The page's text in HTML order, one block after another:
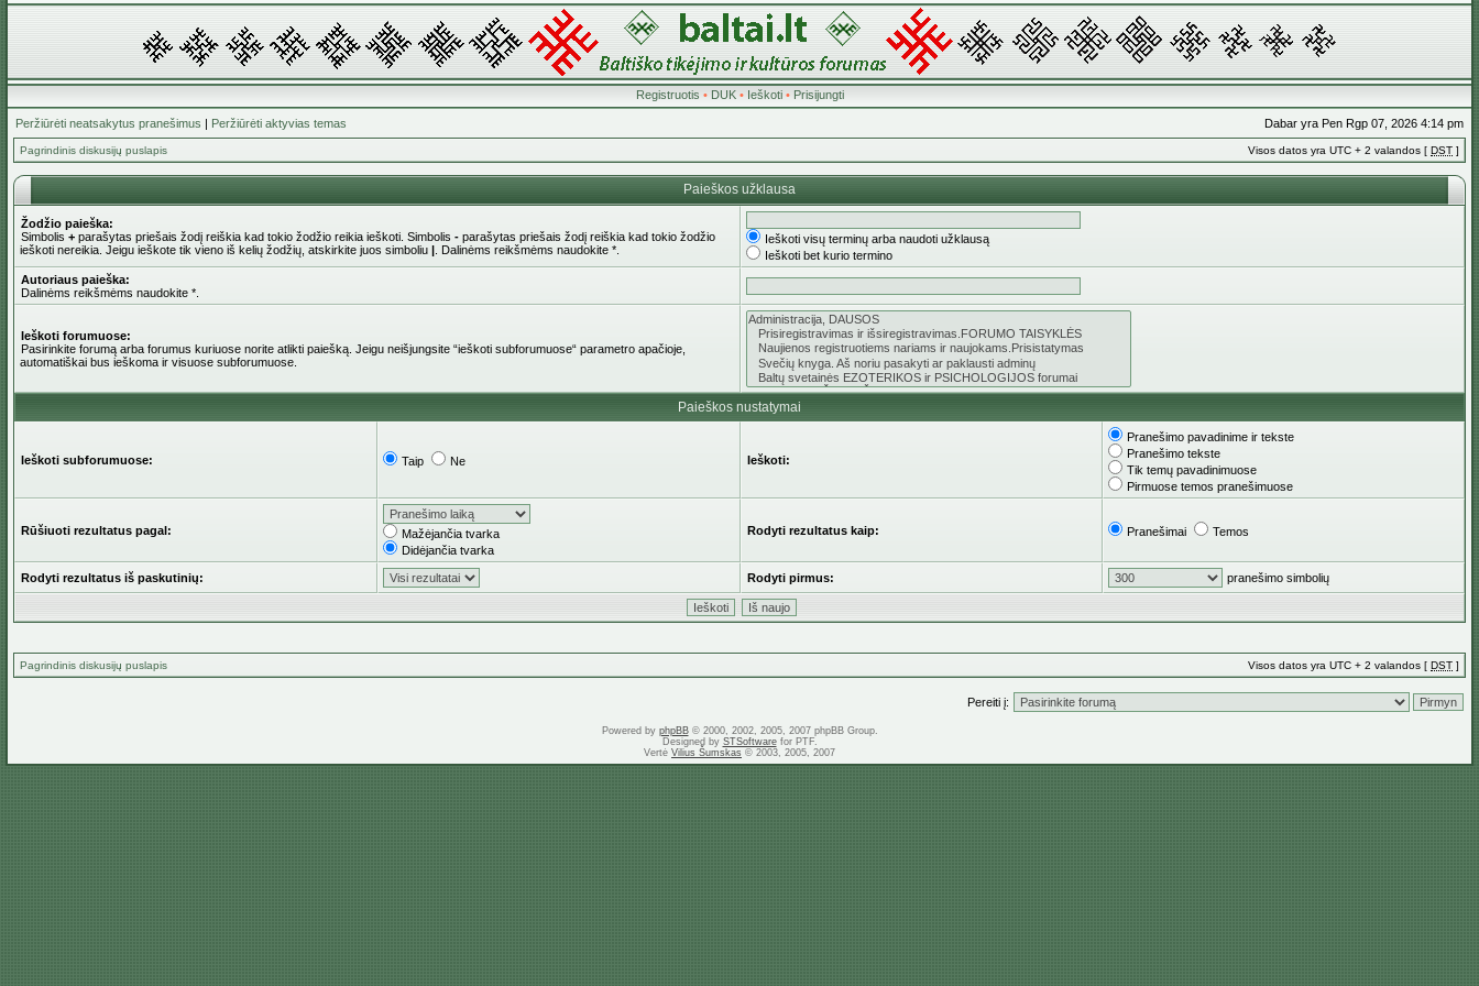
Registruotis • DUK• Ieškoti• Prisijungti
Peržiūrėti neatsakytus pranešimus | Peržiūrėti aktyvias temas Dabar yra Pen Rgp 07, 2026 4:14 pm
Pagrindinis diskusijų puslapis Visos datos yra UTC + 2 valandos [ DST ]
Paieškos užklausa
Žodžio paieška:
Simbolis + parašytas priešais žodį reiškia kad tokio žodžio reikia ieškoti. Simbolis - parašytas priešais žodį reiškia kad tokio žodžio
ieškoti nereikia. Jeigu ieškote tik vieno iš kelių žodžių, atskirkite juos simboliu | . Dalinėms reikšmėms naudokite *.
Ieškoti visų terminų arba naudoti užklausą
Ieškoti bet kurio termino
Autoriaus paieška:
Dalinėms reikšmėms naudokite *.
Ieškoti forumuose:
Pasirinkite forumą arba forumus kuriuose norite atlikti paiešką. Jeigu neišjungsite “ieškoti subforumuose“ parametro apačioje,
automatiškai bus ieškoma ir visuose subforumuose.
Paieškos nustatymai
Ieškoti subforumuose: Taip Ne Ieškoti:
Pranešimo pavadinime ir tekste
Pranešimo tekste
Tik temų pavadinimuose
Pirmuose temos pranešimuose
Rūšiuoti rezultatus pagal:
Mažėjančia tvarka
Didėjančia tvarka
Rodyti rezultatus kaip: Pranešimai Temos
Rodyti rezultatus iš paskutinių: Rodyti pirmus: pranešimo simbolių
Pagrindinis diskusijų puslapis Visos datos yra UTC + 2 valandos [ DST ]
Pereiti į:
Powered by phpBB© 2000, 2002, 2005, 2007 phpBB Group.
Designed by STSoftwarefor PTF.
Vertė Vilius Šumskas © 2003, 2005, 2007